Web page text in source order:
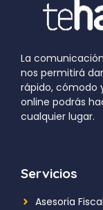
La
nos permitirá
rápido, cómodo
online podrás
cualquier lugar.
Servicios
Asesoria